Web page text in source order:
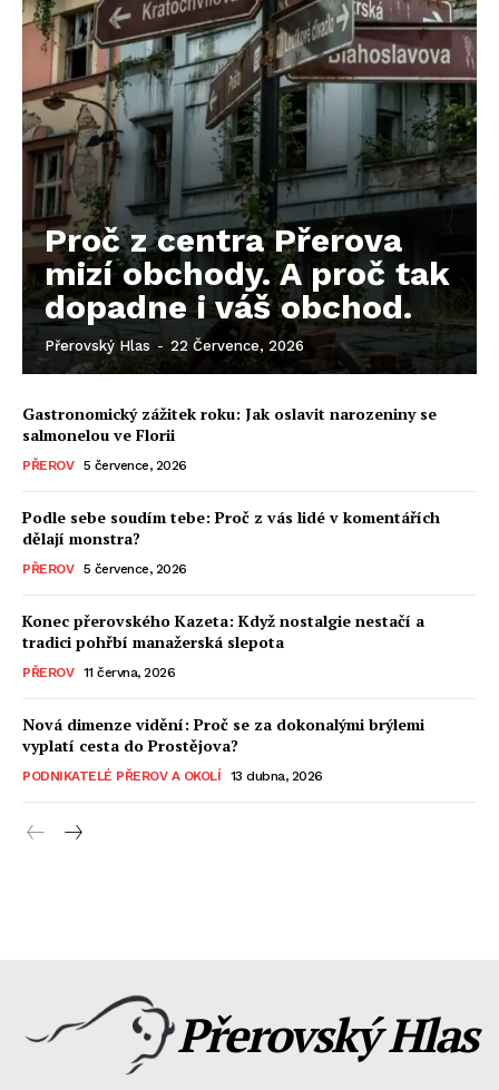
Proč z centra Přerova
mizí obchody. A proč tak
dopadne i váš obchod.
Přerovský Hlas - 22 Července, 2026
Gastronomický zážitek roku: Jak oslavit narozeniny se
salmonelou ve Florii
PŘEROV 5 července, 2026
Podle sebe soudím tebe: Proč z vás lidé v komentářích
dělají monstra?
PŘEROV 5 července, 2026
Konec přerovského Kazeta: Když nostalgie nestačí a
tradici pohřbí manažerská slepota
PŘEROV 11 června, 2026
Nová dimenze vidění: Proč se za dokonalými brýlemi
vyplatí cesta do Prostějova?
PODNIKATELÉ PŘEROV A OKOLÍ 13 dubna, 2026
Přerovský Hlas